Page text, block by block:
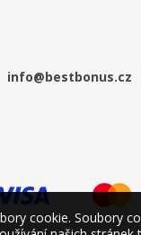
cookie. Soubory
info@bestbonus.cz